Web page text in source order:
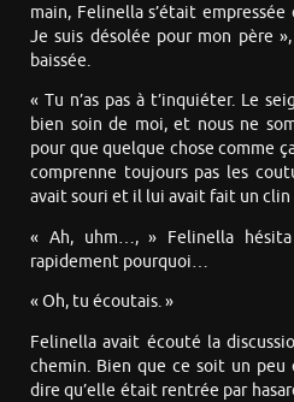
main, Felinella s’était
Je suis désolée pour mon père
baissée.
« Tu n’as pas à t’inquiéter. Le
bien soin de moi, et nous ne
pour que quelque chose comme
comprenne toujours pas les
avait souri et il lui avait fait un clin
« Ah, uhm…, » Felinella
rapidement pourquoi…
« Oh, tu écoutais. »
Felinella avait écouté la
chemin. Bien que ce soit un peu
dire qu’elle était rentrée par